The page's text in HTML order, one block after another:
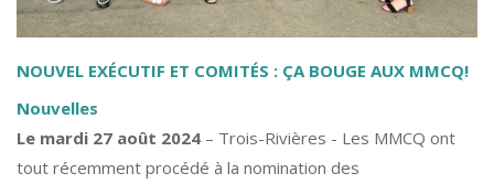
NOUVEL EXÉCUTIF ET COMITÉS : ÇA BOUGE AUX MMCQ!
Nouvelles
Le mardi 27 août 2024 – Trois-Rivières - Les MMCQ ont
tout récemment procédé à la nomination des